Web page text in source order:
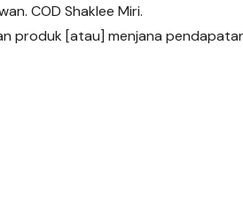
COD Shaklee Miri.
produk [atau] menjana